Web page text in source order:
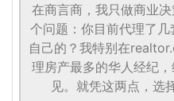
在商言商，我只做商业
个问题：你目前代理了
自己的？我特别在
理房产最多的华人经纪
见。就凭这两点，选